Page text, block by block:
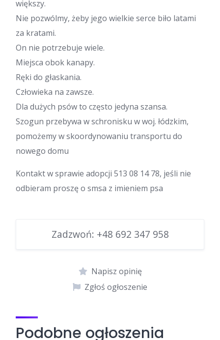
większy.
Nie pozwólmy, żeby jego wielkie serce biło latami
za kratami.
On nie potrzebuje wiele.
Miejsca obok kanapy.
Ręki do głaskania.
Człowieka na zawsze.
Dla dużych psów to często jedyna szansa.
Szogun przebywa w schronisku w woj. łódzkim,
pomożemy w skoordynowaniu transportu do
nowego domu
Kontakt w sprawie adopcji 513 08 14 78, jeśli nie
odbieram proszę o smsa z imieniem psa
Zadzwoń: +48 692 347 958
Napisz opinię
Zgłoś ogłoszenie
Podobne ogłoszenia